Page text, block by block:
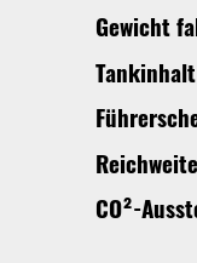
Gewicht
Tankinhalt
Reichweite
CO²-